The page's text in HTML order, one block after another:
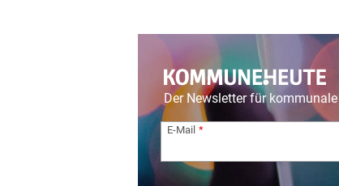
Der Newsletter für
E-Mail